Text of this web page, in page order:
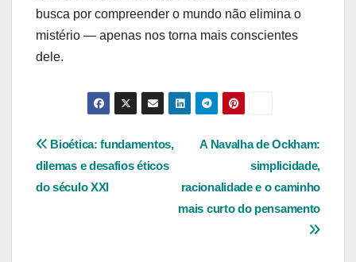
busca por compreender o mundo não elimina o
mistério — apenas nos torna mais conscientes
dele.
Navegação
de
A Navalha de Ockham:
simplicidade,
racionalidade e o caminho
mais curto do pensamento
Bioética: fundamentos,
dilemas e desafios éticos
do século XXI